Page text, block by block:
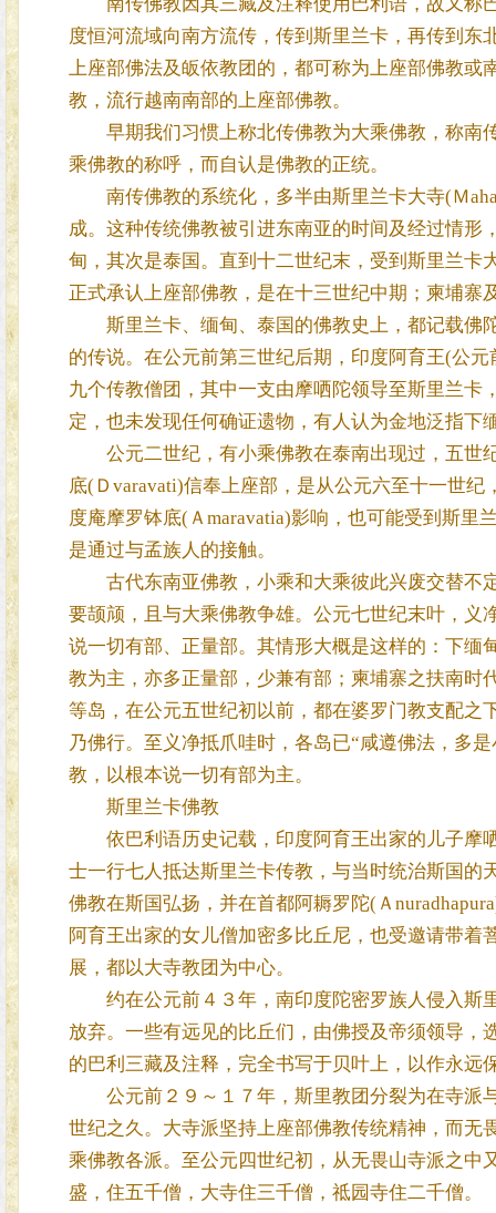
度恒河流域向南方流传，传到斯里兰卡，再传到
上座部佛法及皈依教团的，都可称为上座部佛教或
教，流行越南南部的上座部佛教。
早期我们习惯上称北传佛教为大乘佛教，称南
乘佛教的称呼，而自认是佛教的正统。
南传佛教的系统化，多半由斯里兰卡大寺(Ｍ
成。这种传统佛教被引进东南亚的时间及经过情
甸，其次是泰国。直到十二世纪末，受到斯里兰卡
正式承认上座部佛教，是在十三世纪中期；柬埔寨
斯里兰卡、缅甸、泰国的佛教史上，都记载佛
的传说。在公元前第三世纪后期，印度阿育王(公
九个传教僧团，其中一支由摩哂陀领导至斯里兰
定，也未发现任何确证遗物，有人认为金地泛指下
公元二世纪，有小乘佛教在泰南出现过，五世
底(Ｄvaravati)信奉上座部，是从公元六至十一世
度庵摩罗钵底(Ａmaravatia)影响，也可能受到斯
是通过与孟族人的接触。
古代东南亚佛教，小乘和大乘彼此兴废交替不
要颉颃，且与大乘佛教争雄。公元七世纪末叶，义
说一切有部、正量部。其情形大概是这样的：下缅
教为主，亦多正量部，少兼有部；柬埔寨之扶南时
等岛，在公元五世纪初以前，都在婆罗门教支配之
乃佛行。至义净抵爪哇时，各岛已“咸遵佛法，多
教，以根本说一切有部为主。
斯里兰卡佛教
依巴利语历史记载，印度阿育王出家的儿子摩
士一行七人抵达斯里兰卡传教，与当时统治斯国的
佛教在斯国弘扬，并在首都阿耨罗陀(Ａ
阿育王出家的女儿僧加密多比丘尼，也受邀请带
展，都以大寺教团为中心。
约在公元前４３年，南印度陀密罗族人侵入斯
放弃。一些有远见的比丘们，由佛授及帝须领导，
的巴利三藏及注释，完全书写于贝叶上，以作永
公元前２９～１７年，斯里教团分裂为在寺派
世纪之久。大寺派坚持上座部佛教传统精神，而无
乘佛教各派。至公元四世纪初，从无畏山寺派之中
盛，住五千僧，大寺住三千僧，祗园寺住二千僧。